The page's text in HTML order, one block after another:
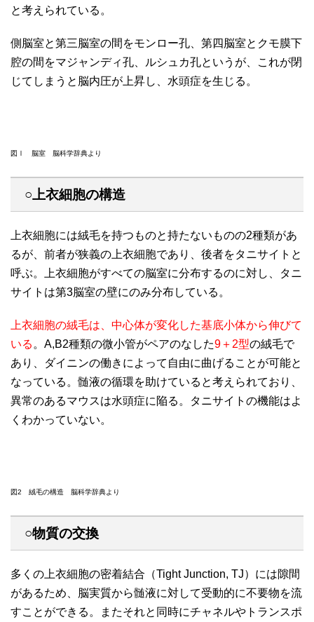
と考えられている。
側脳室と第三脳室の間をモンロー孔、第四脳室とクモ膜下
腔の間をマジャンディ孔、ルシュカ孔というが、これが閉
じてしまうと脳内圧が上昇し、水頭症を生じる。
図Ⅰ 脳室 脳科学辞典より
○上衣細胞の構造
上衣細胞には絨毛を持つものと持たないものの2種類があ
るが、前者が狭義の上衣細胞であり、後者をタニサイトと
呼ぶ。上衣細胞がすべての脳室に分布するのに対し、タニ
サイトは第3脳室の壁にのみ分布している。
上衣細胞の絨毛は、中心体が変化した基底小体から伸びて
いる 。A,B2種類の微小管がペアのなした9＋2型の絨毛で
あり、ダイニンの働きによって自由に曲げることが可能と
なっている。髄液の循環を助けていると考えられており、
異常のあるマウスは水頭症に陥る。タニサイトの機能はよ
くわかっていない。
図2 絨毛の構造 脳科学辞典より
○物質の交換
多くの上衣細胞の密着結合（Tight Junction, TJ）には隙間
があるため、脳実質から髄液に対して受動的に不要物を流
すことができる。またそれと同時にチャネルやトランスポ